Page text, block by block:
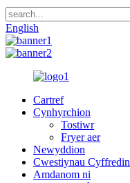
English
Cartref
Cynhyrchion
Tostiwr
Fryer aer
Newyddion
Cwestiynau Cyffredin
Amdanom ni